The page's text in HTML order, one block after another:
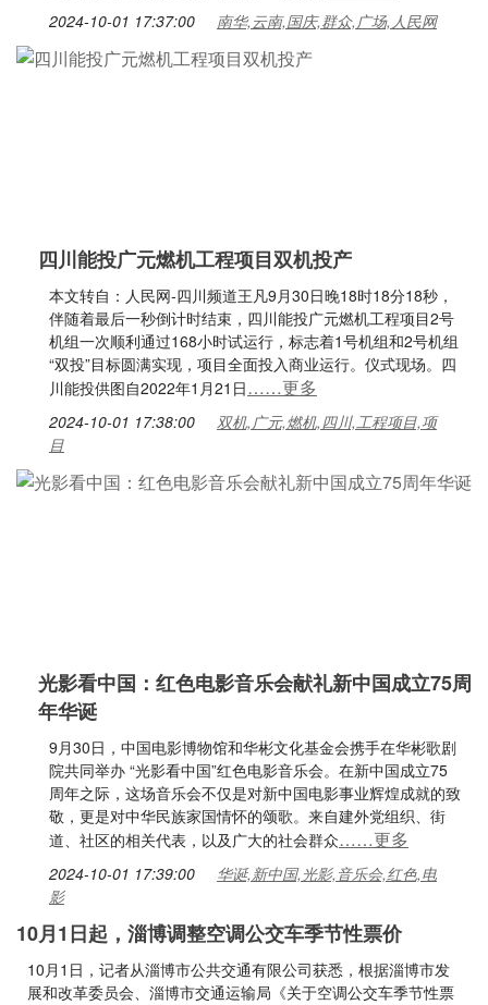
2024-10-01 17:37:00 南华,云南,国庆,群众,广场,人民网
四川能投广元燃机工程项目双机投产
本文转自：人民网-四川频道王凡9月30日晚18时18分18秒，
伴随着最后一秒倒计时结束，四川能投广元燃机工程项目2号
机组一次顺利通过168小时试运行，标志着1号机组和2号机组
“双投”目标圆满实现，项目全面投入商业运行。仪式现场。四
川能投供图自2022年1月21日……更多
2024-10-01 17:38:00
双机,广元,燃机,四川,工程项目,项
目
光影看中国：红色电影音乐会献礼新中国成立75周
年华诞
9月30日，中国电影博物馆和华彬文化基金会携手在华彬歌剧
院共同举办 “光影看中国”红色电影音乐会。在新中国成立75
周年之际，这场音乐会不仅是对新中国电影事业辉煌成就的致
敬，更是对中华民族家国情怀的颂歌。来自建外党组织、街
道、社区的相关代表，以及广大的社会群众……更多
2024-10-01 17:39:00
华诞,新中国,光影,音乐会,红色,电
影
10月1日起，淄博调整空调公交车季节性票价
10月1日，记者从淄博市公共交通有限公司获悉，根据淄博市发
展和改革委员会、淄博市交通运输局《关于空调公交车季节性票